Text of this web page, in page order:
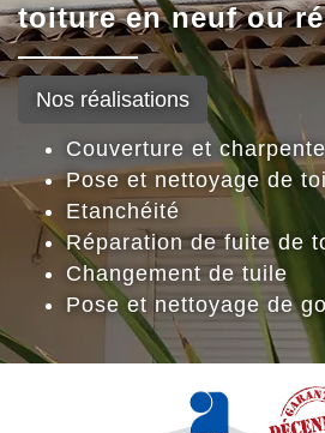
toiture en neuf ou
Nos réalisations
Couverture et charpente
Pose et nettoyage de
Etanchéité
Réparation de fuite de
Changement de tuile
Pose et nettoyage de